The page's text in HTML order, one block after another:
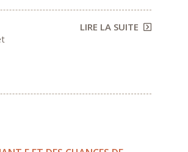
LIRE LA SUITE